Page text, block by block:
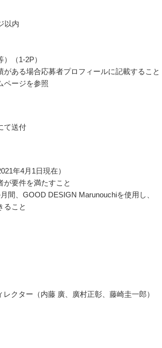
以内
（1-2P）
ある場合応募者プロフィールに記載すること
ページを参照
て送付
年4月1日現在）
要件を満たすこと
間、GOOD DESIGN Marunouchiを使用し、
ること
クター（内藤 廣、廣村正彰、藤崎圭一郎）